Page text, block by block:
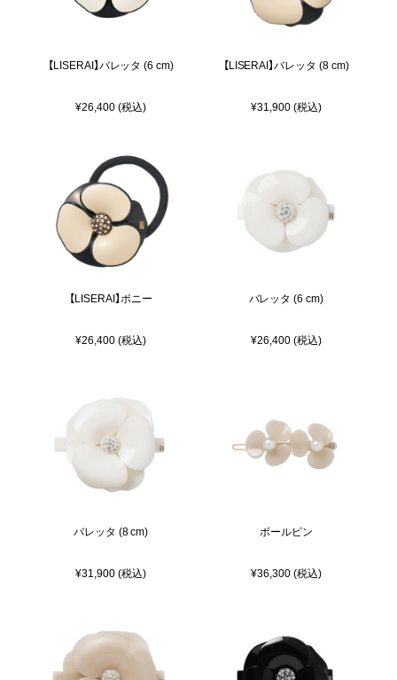
【LISERAI】バレッタ (6 cm)
¥26,400 (税込)
【LISERAI】バレッタ (8 cm)
¥31,900 (税込)
【LISERAI】ポニー
¥26,400 (税込)
バレッタ (6 cm)
¥26,400 (税込)
バレッタ (8 cm)
¥31,900 (税込)
ボールピン
¥36,300 (税込)